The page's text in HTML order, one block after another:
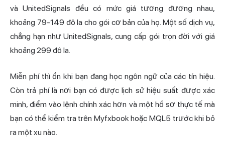
và UnitedSignals đều có mức giá tương đương nhau,
khoảng 79-149 đô la cho gói cơ bản của họ. Một số dịch vụ,
chẳng hạn như UnitedSignals, cung cấp gói trọn đời với giá
khoảng 299 đô la.
Miễn phí thì ổn khi bạn đang học ngôn ngữ của các tín hiệu.
Còn trả phí là nơi bạn có được lịch sử hiệu suất được xác
minh, điểm vào lệnh chính xác hơn và một hồ sơ thực tế mà
bạn có thể kiểm tra trên Myfxbook hoặc MQL5 trước khi bỏ
ra một xu nào.